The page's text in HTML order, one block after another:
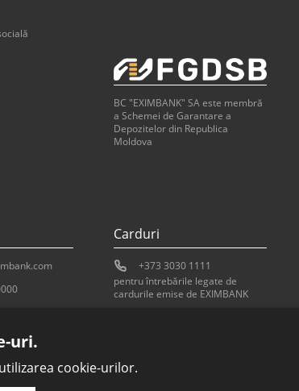
BC "EXIMBANK" SA este membră
a Schemei de Garantare a
Depozitelor din Republica
Moldova
Carduri
+373 3030 1111
pentru întrebările legate de
cardurile emise de EXIMBANK
uri.
cookie-urilor.